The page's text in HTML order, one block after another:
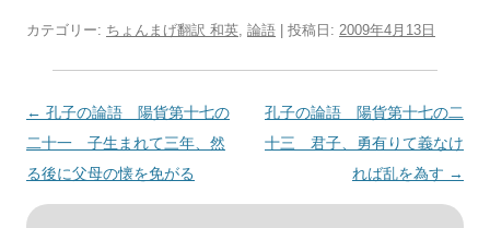
カテゴリー: ちょんまげ翻訳 和英, 論語 | 投稿日: 2009年4月13日
投
稿
ナ
ビ
← 孔子の論語 陽貨第十七の
二十一 子生まれて三年、然
る後に父母の懐を免がる
孔子の論語 陽貨第十七の二
十三 君子、勇有りて義なけ
れば乱を為す →